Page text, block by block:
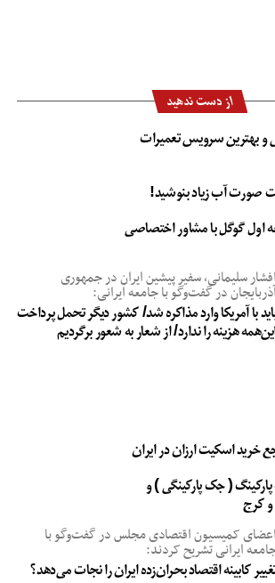
از دست ندهید
و بهترین سرویس تعمیرات
آب زیاد بنوشید!
گوگل با مشاور اختصاصی
سلیمانی، سفیر پیشین ایران در جمهوری
در گفت‌وگو با جامعه ایرانی:
با آمریکا وارد مذاکره شد/ کشور دیگر تحمل پرداخت
هزینه را ندارد/ از شعار به شعور برگردیم
خرید اسکیت ارزان در ایران
( جک پارکینگی ) و
و کرج
اعضای کمیسیون اقتصادی مجلس در گفت‌وگو با
ایرانی تشریح کردند:
کابینه اقتصاد بحران‌زده ایران را نجات می‌دهد؟